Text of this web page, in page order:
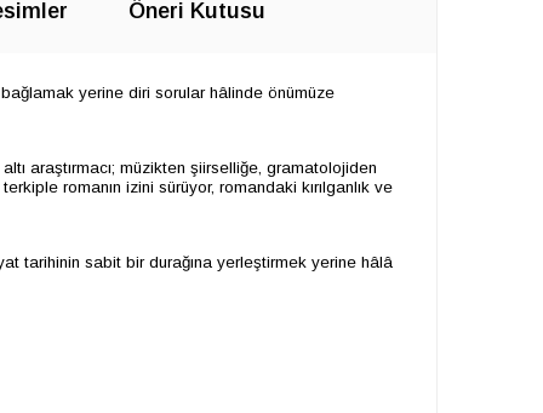
Öneri Kutusu
yerine diri sorular hâlinde önümüze
araştırmacı; müzikten şiirselliğe, gramatolojiden
romanın izini sürüyor, romandaki kırılganlık ve
tarihinin sabit bir durağına yerleştirmek yerine hâlâ